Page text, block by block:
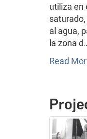
utiliza en
al agua,
la zona
Read